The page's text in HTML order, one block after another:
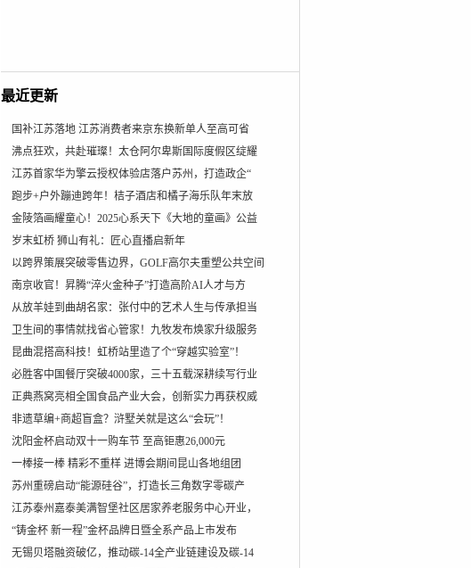
最近更新
国补江苏落地 江苏消费者来京东换新单人至高可省
沸点狂欢，共赴璀璨！太仓阿尔卑斯国际度假区绽耀
江苏首家华为擎云授权体验店落户苏州，打造政企“
跑步+户外蹦迪跨年！桔子酒店和橘子海乐队年末放
金陵箔画耀童心！2025心系天下《大地的童画》公益
岁末虹桥 狮山有礼：匠心直播启新年
以跨界策展突破零售边界，GOLF高尔夫重塑公共空间
南京收官！昇腾“淬火金种子”打造高阶AI人才与方
从放羊娃到曲胡名家：张付中的艺术人生与传承担当
卫生间的事情就找省心管家！九牧发布焕家升级服务
昆曲混搭高科技！虹桥站里造了个“穿越实验室”！
必胜客中国餐厅突破4000家，三十五载深耕续写行业
正典燕窝亮相全国食品产业大会，创新实力再获权威
非遗草编+商超盲盒？浒墅关就是这么“会玩”！
沈阳金杯启动双十一购车节 至高钜惠26,000元
一棒接一棒 精彩不重样 进博会期间昆山各地组团
苏州重磅启动“能源硅谷”，打造长三角数字零碳产
江苏泰州嘉泰美满智堡社区居家养老服务中心开业，
“铸金杯 新一程”金杯品牌日暨全系产品上市发布
无锡贝塔融资破亿，推动碳-14全产业链建设及碳-14